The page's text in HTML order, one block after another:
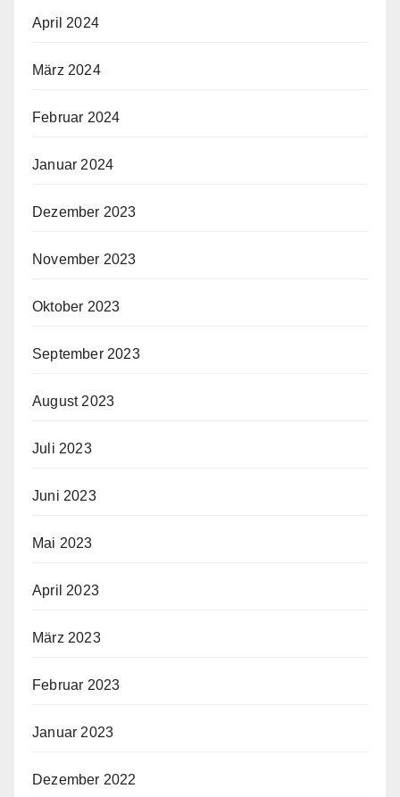
April 2024
März 2024
Februar 2024
Januar 2024
Dezember 2023
November 2023
Oktober 2023
September 2023
August 2023
Juli 2023
Juni 2023
Mai 2023
April 2023
März 2023
Februar 2023
Januar 2023
Dezember 2022